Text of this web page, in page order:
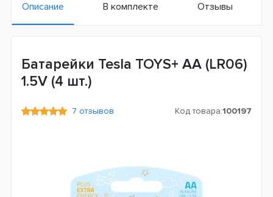
Описание В комплекте Отзывы
Батарейки Tesla TOYS+ AA (LR06)
1.5V (4 шт.)
7 отзывов Код товара:100197